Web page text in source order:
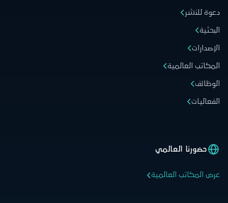
دعوة للنشر
البحثية
الإصدارات
المكاتب العالمية
الوظائف
الفعاليات
حضورنا العالمي
عرض المكاتب العالمية